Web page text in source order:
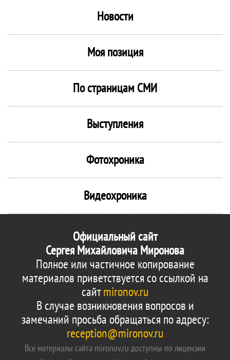
Новости
Моя позиция
По страницам СМИ
Выступления
Фотохроника
Видеохроника
Официальный сайт
Сергея Михайловича Миронова
Полное или частичное копирование
материалов приветствуется со ссылкой на
сайтmironov.ru
В случае возникновения вопросов и
замечаний просьба обращаться по адресу:
reception@mironov.ru
Все материалы сайта mironov.ru доступны по лицензии